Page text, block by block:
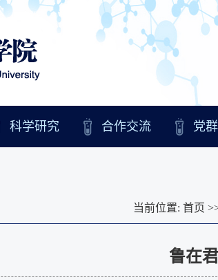
科学研究 合作交流 党
当前位置: 首页
鲁在君